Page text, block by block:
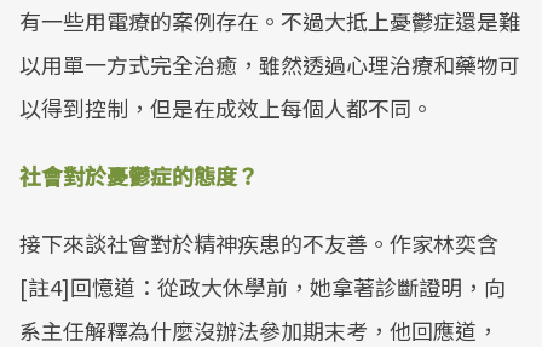
有一些用電療的案例存在。不過大抵上憂鬱症還是難
以用單一方式完全治癒，雖然透過心理治療和藥物可
以得到控制，但是在成效上每個人都不同。
社會對於憂鬱症的態度？
接下來談社會對於精神疾患的不友善。作家林奕含
[註4]回憶道：從政大休學前，她拿著診斷證明，向
系主任解釋為什麼沒辦法參加期末考，他回應道，